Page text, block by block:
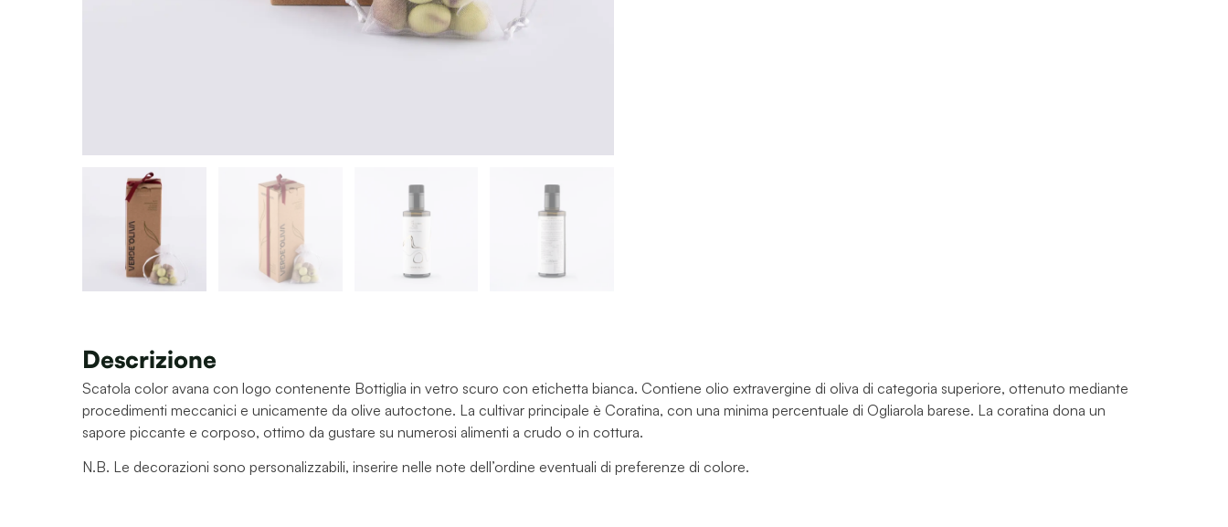
Descrizione
Scatola color avana con logo contenente Bottiglia in vetro scuro con etichetta bianca. Contiene olio extravergine di oliva di categoria superiore, ottenuto mediante
procedimenti meccanici e unicamente da olive autoctone. La cultivar principale è Coratina, con una minima percentuale di Ogliarola barese. La coratina dona un
sapore piccante e corposo, ottimo da gustare su numerosi alimenti a crudo o in cottura.
N.B. Le decorazioni sono personalizzabili, inserire nelle note dell’ordine eventuali di preferenze di colore.